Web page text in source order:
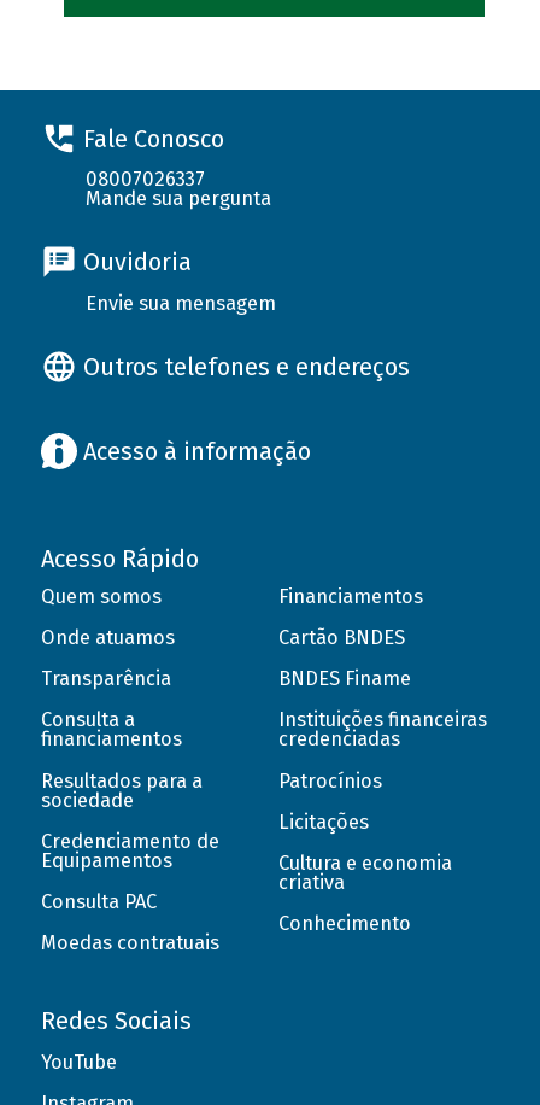
Fale Conosco
08007026337
Mande sua pergunta
Ouvidoria
Envie sua mensagem
Outros telefones e endereços
Acesso à informação
Acesso Rápido
Quem somos
Onde atuamos
Transparência
Consulta a
financiamentos
Resultados para a
sociedade
Credenciamento de
Equipamentos
Consulta PAC
Moedas contratuais
Financiamentos
Cartão BNDES
BNDES Finame
Instituições financeiras
credenciadas
Patrocínios
Licitações
Cultura e economia
criativa
Conhecimento
Redes Sociais
YouTube